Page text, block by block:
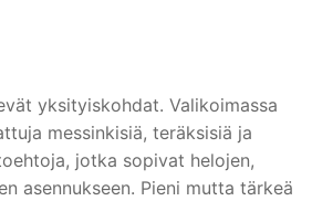
yksityiskohdat. Valikoimassa
messinkisiä, teräksisiä ja
jotka sopivat helojen,
asennukseen. Pieni mutta tärkeä